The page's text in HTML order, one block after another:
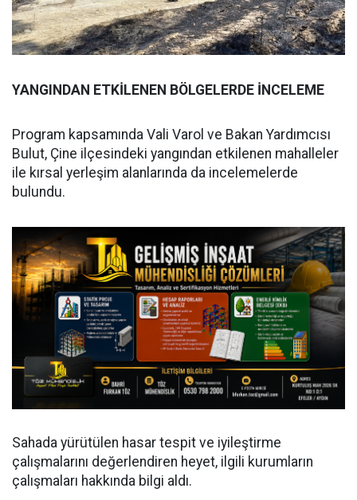
YANGINDAN ETKİLENEN BÖLGELERDE İNCELEME
Program kapsamında Vali Varol ve Bakan Yardımcısı
Bulut, Çine ilçesindeki yangından etkilenen mahalleler
ile kırsal yerleşim alanlarında da incelemelerde
bulundu.
Sahada yürütülen hasar tespit ve iyileştirme
çalışmalarını değerlendiren heyet, ilgili kurumların
çalışmaları hakkında bilgi aldı.